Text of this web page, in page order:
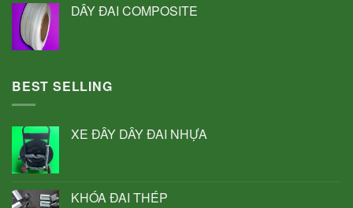
DÂY ĐAI COMPOSITE
BEST SELLING
XE ĐẨY DÂY ĐAI NHỰA
KHÓA ĐAI THÉP